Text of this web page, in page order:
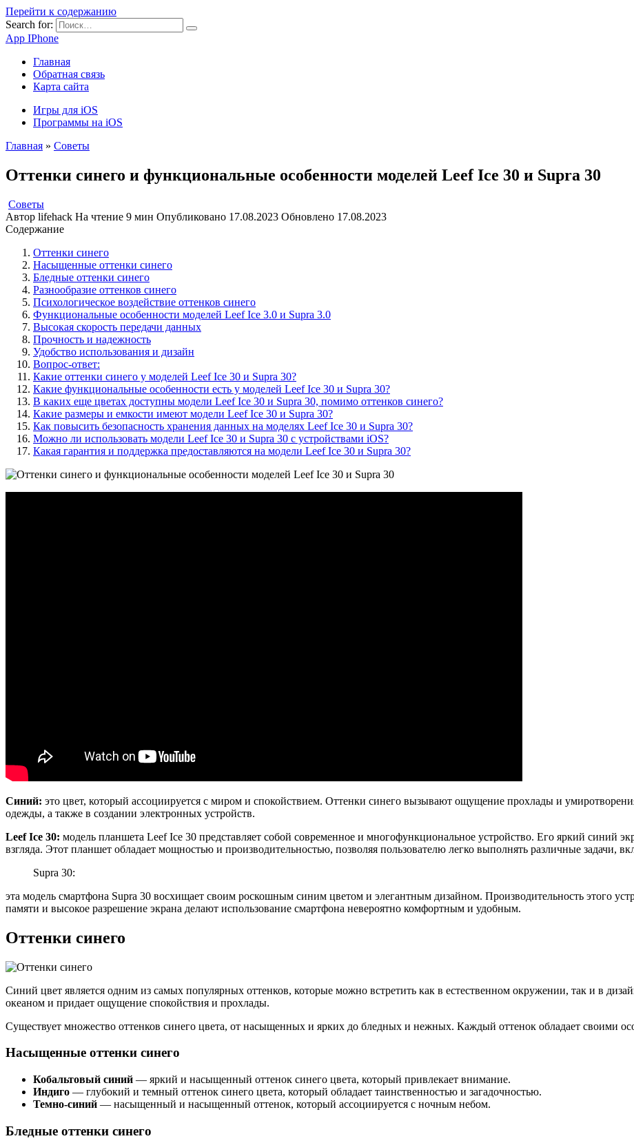
Перейти к содержанию
Search for:
App IPhone
Главная
Обратная связь
Карта сайта
Игры для iOS
Программы на iOS
Главная » Советы
Оттенки синего и функциональные особенности моделей Leef Ice 30 и Supra 30
Советы
Автор lifehack На чтение 9 мин Опубликовано 17.08.2023 Обновлено 17.08.2023
Содержание
Оттенки синего
Насыщенные оттенки синего
Бледные оттенки синего
Разнообразие оттенков синего
Психологическое воздействие оттенков синего
Функциональные особенности моделей Leef Ice 3.0 и Supra 3.0
Высокая скорость передачи данных
Прочность и надежность
Удобство использования и дизайн
Вопрос-ответ:
Какие оттенки синего у моделей Leef Ice 30 и Supra 30?
Какие функциональные особенности есть у моделей Leef Ice 30 и Supra 30?
В каких еще цветах доступны модели Leef Ice 30 и Supra 30, помимо оттенков синего?
Какие размеры и емкости имеют модели Leef Ice 30 и Supra 30?
Как повысить безопасность хранения данных на моделях Leef Ice 30 и Supra 30?
Можно ли использовать модели Leef Ice 30 и Supra 30 с устройствами iOS?
Какая гарантия и поддержка предоставляются на модели Leef Ice 30 и Supra 30?
Синий: это цвет, который ассоциируется с миром и спокойствием. Оттенки синего вызывают ощущение прохлады и
одежды, а также в создании электронных устройств.
Leef Ice 30: модель планшета Leef Ice 30 представляет собой современное и многофункциональное устройство. Его яркий синий
взгляда. Этот планшет обладает мощностью и производительностью, позволяя пользователю легко выполнять различные задачи,
Supra 30:
эта модель смартфона Supra 30 восхищает своим роскошным синим цветом и элегантным дизайном. Производительность этого
памяти и высокое разрешение экрана делают использование смартфона невероятно комфортным и удобным.
Оттенки синего
Синий цвет является одним из самых популярных оттенков, которые можно встретить как в естественном окружении, так и в
океаном и придает ощущение спокойствия и прохлады.
Существует множество оттенков синего цвета, от насыщенных и ярких до бледных и нежных. Каждый оттенок обладает своими
Насыщенные оттенки синего
Кобальтовый синий — яркий и насыщенный оттенок синего цвета, который привлекает внимание.
Индиго — глубокий и темный оттенок синего цвета, который обладает таинственностью и загадочностью.
Темно-синий — насыщенный и насыщенный оттенок, который ассоциируется с ночным небом.
Бледные оттенки синего